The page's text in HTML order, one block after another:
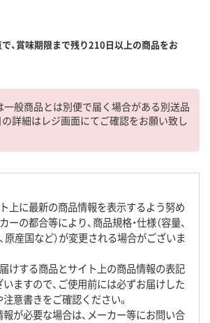
、賞味期限まで残り210日以上の商品をお
一般商品とは別便で届く場合がある別送品
の詳細はレジ画面にてご確認をお願い致し
上に最新の商品情報を表示するよう努め
ーの都合等により、商品規格・仕様（容量、
原産国など）が変更される場合がございま
けする商品とサイト上の商品情報の表記
ますので、ご使用前には必ずお届けした
意書きをご確認ください。
が必要な場合は、メーカー等にお問い合